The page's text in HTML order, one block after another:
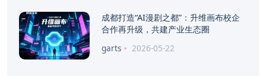
成都打造“AI漫剧之都”：升维画布校企
合作再升级，共建产业生态圈
garts
2026-05-22